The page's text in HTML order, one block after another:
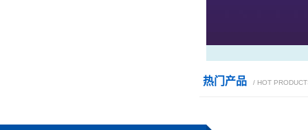
热门产品 / HOT